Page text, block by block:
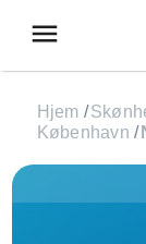
menu
Hjem /
København /